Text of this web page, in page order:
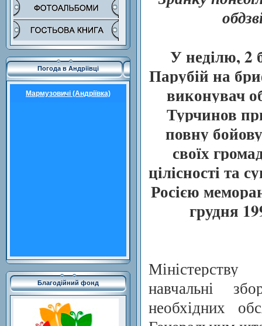
Погода в Андріївці
Мармузовичі (Андріївка)
Благодійний фонд
У неділю, 2
Парубій на
виконувач
Турчинов
повну
своїх
цілісності та
Росією
грудня
навчальні
необхідних